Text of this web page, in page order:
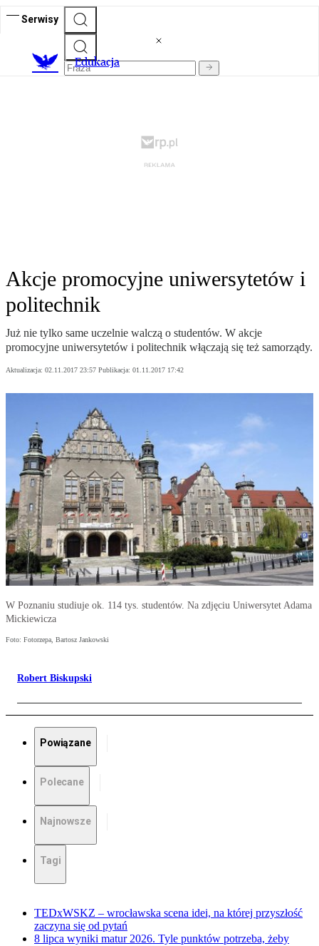
Serwisy
Edukacja
Akcje promocyjne uniwersytetów i
politechnik
Już nie tylko same uczelnie walczą o studentów. W akcje
promocyjne uniwersytetów i politechnik włączają się też samorządy.
Aktualizacja: 02.11.2017 23:57 Publikacja: 01.11.2017 17:42
W Poznaniu studiuje ok. 114 tys. studentów. Na zdjęciu Uniwersytet Adama
Mickiewicza
Foto: Fotorzepa, Bartosz Jankowski
Robert Biskupski
Powiązane
Polecane
Najnowsze
Tagi
TEDxWSKZ – wrocławska scena idei, na której przyszłość
zaczyna się od pytań
8 lipca wyniki matur 2026. Tyle punktów potrzeba, żeby